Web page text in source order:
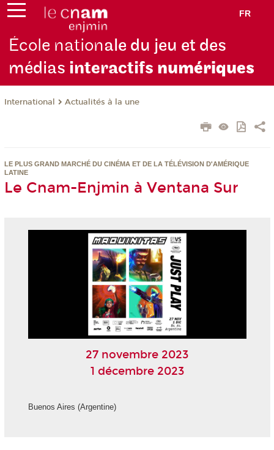
FR
École nationale du jeu et des
médias interactifs numériques
International Actualités à la une
LE PLUS GRAND MARCHÉ DU CINÉMA ET DE LA TÉLÉVISION D'AMÉRIQUE
LATINE
Le Cnam-Enjmin à Ventana Sur
27 novembre 2023
1 décembre 2023
Buenos Aires (Argentine)